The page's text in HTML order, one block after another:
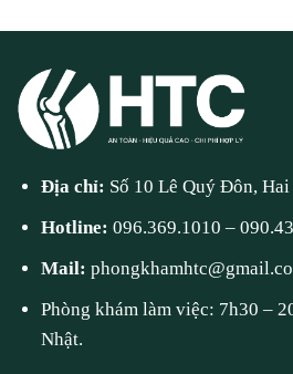
Địa chỉ: Số 10 Lê Quý Đôn,
Hotline:096.369.1010 –
Mail:
Phòng khám làm việc: 7h30 –
Nhật.